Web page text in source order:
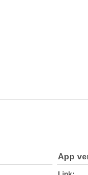
App